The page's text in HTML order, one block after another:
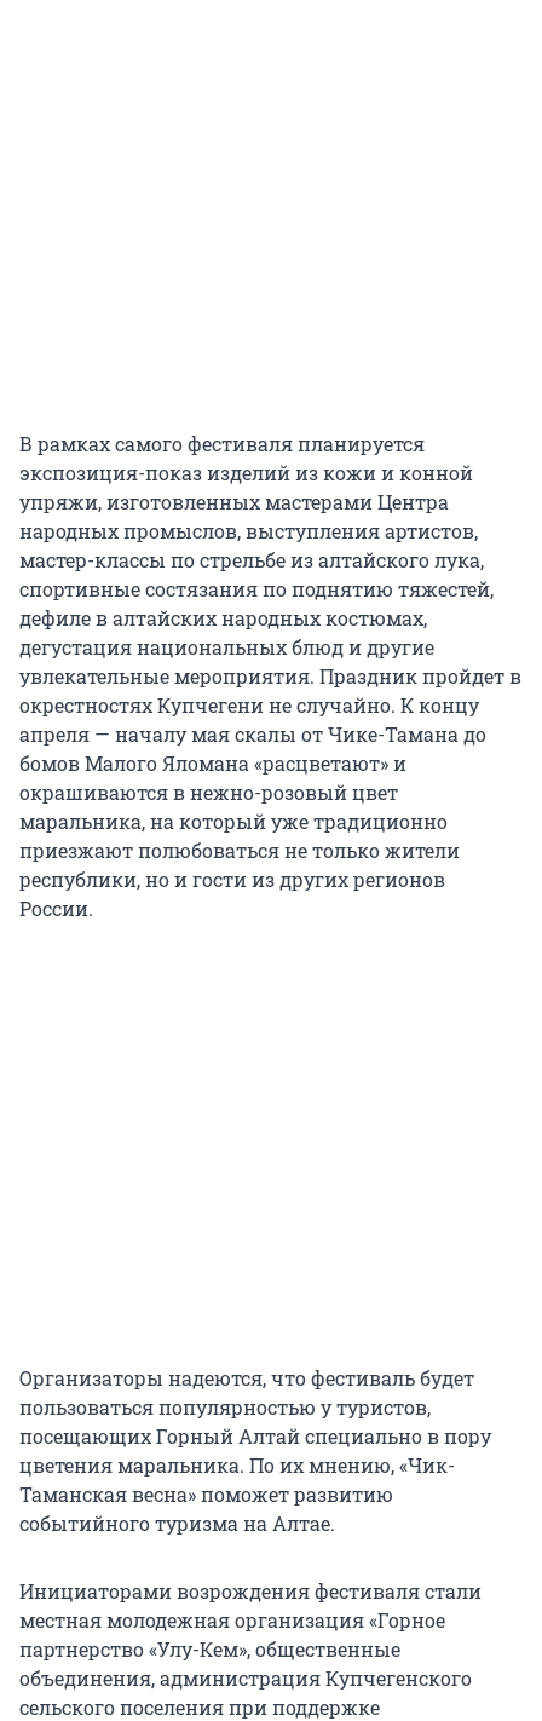
В рамках самого фестиваля планируется
экспозиция-показ изделий из кожи и конной
упряжи, изготовленных мастерами Центра
народных промыслов, выступления артистов,
мастер-классы по стрельбе из алтайского лука,
спортивные состязания по поднятию тяжестей,
дефиле в алтайских народных костюмах,
дегустация национальных блюд и другие
увлекательные мероприятия. Праздник пройдет в
окрестностях Купчегени не случайно. К концу
апреля — началу мая скалы от Чике-Тамана до
бомов Малого Яломана «расцветают» и
окрашиваются в нежно-розовый цвет
маральника, на который уже традиционно
приезжают полюбоваться не только жители
республики, но и гости из других регионов
России.
Организаторы надеются, что фестиваль будет
пользоваться популярностью у туристов,
посещающих Горный Алтай специально в пору
цветения маральника. По их мнению, «Чик-
Таманская весна» поможет развитию
событийного туризма на Алтае.
Инициаторами возрождения фестиваля стали
местная молодежная организация «Горное
партнерство «Улу-Кем», общественные
объединения, администрация Купчегенского
сельского поселения при поддержке